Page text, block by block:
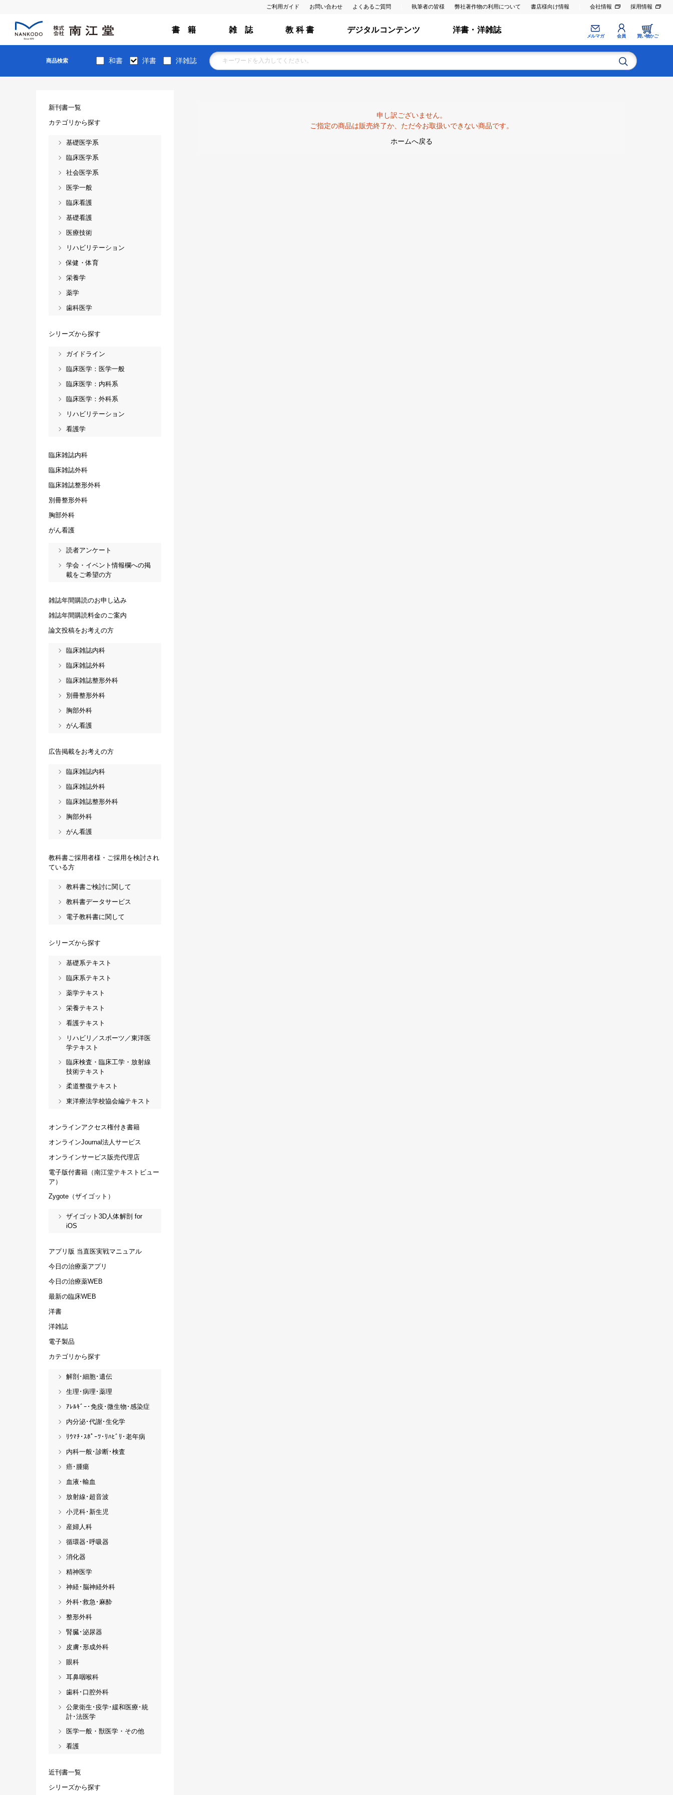
ご利用ガイド お問い合わせ よくあるご質問 執筆者の皆様 弊社著作物の利用について 書店様向け情報 会社情報 採用情報
書 籍 雑 誌 教 科 書 デジタルコンテンツ 洋書・洋雑誌
メルマガ 会員 買い物かご
商品検索 和書 洋書 洋雑誌
申し訳ございません。
ご指定の商品は販売終了か、ただ今お取扱いできない商品です。
ホームへ戻る
新刊書一覧
カテゴリから探す
基礎医学系
臨床医学系
社会医学系
医学一般
臨床看護
基礎看護
医療技術
リハビリテーション
保健・体育
栄養学
薬学
歯科医学
シリーズから探す
ガイドライン
臨床医学：医学一般
臨床医学：内科系
臨床医学：外科系
リハビリテーション
看護学
臨床雑誌内科
臨床雑誌外科
臨床雑誌整形外科
別冊整形外科
胸部外科
がん看護
読者アンケート
学会・イベント情報欄への掲
載をご希望の方
雑誌年間購読のお申し込み
雑誌年間購読料金のご案内
論文投稿をお考えの方
臨床雑誌内科
臨床雑誌外科
臨床雑誌整形外科
別冊整形外科
胸部外科
がん看護
広告掲載をお考えの方
臨床雑誌内科
臨床雑誌外科
臨床雑誌整形外科
胸部外科
がん看護
教科書ご採用者様・ご採用を検討され
ている方
教科書ご検討に関して
教科書データサービス
電子教科書に関して
シリーズから探す
基礎系テキスト
臨床系テキスト
薬学テキスト
栄養テキスト
看護テキスト
リハビリ／スポーツ／東洋医
学テキスト
臨床検査・臨床工学・放射線
技術テキスト
柔道整復テキスト
東洋療法学校協会編テキスト
オンラインアクセス権付き書籍
オンラインJournal法人サービス
オンラインサービス販売代理店
電子版付書籍（南江堂テキストビュー
ア）
Zygote（ザイゴット）
ザイゴット3D人体解剖 for
iOS
アプリ版 当直医実戦マニュアル
今日の治療薬アプリ
今日の治療薬WEB
最新の臨床WEB
洋書
洋雑誌
電子製品
カテゴリから探す
解剖･細胞･遺伝
生理･病理･薬理
ｱﾚﾙｷﾞｰ･免疫･微生物･感染症
内分泌･代謝･生化学
ﾘｳﾏﾁ･ｽﾎﾟｰﾂ･ﾘﾊﾋﾞﾘ･老年病
内科一般･診断･検査
癌･腫瘍
血液･輸血
放射線･超音波
小児科･新生児
産婦人科
循環器･呼吸器
消化器
精神医学
神経･脳神経外科
外科･救急･麻酔
整形外科
腎臓･泌尿器
皮膚･形成外科
眼科
耳鼻咽喉科
歯科･口腔外科
公衆衛生･疫学･緩和医療･統
計･法医学
医学一般・獣医学・その他
看護
近刊書一覧
シリーズから探す